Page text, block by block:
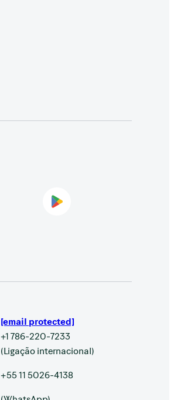
[email protected]
+1 786-220-7233
(Ligação internacional)
+55 11 5026-4138